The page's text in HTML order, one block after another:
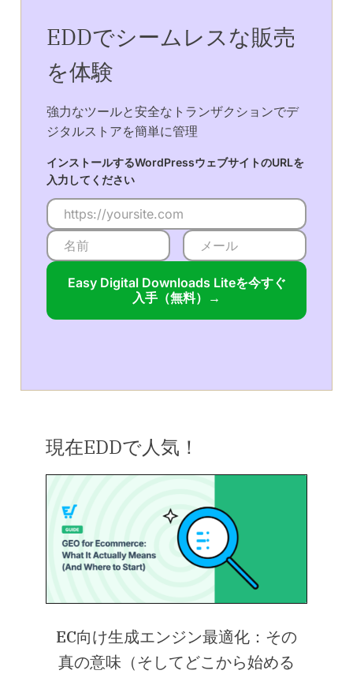
EDDでシームレスな販売
を体験
強力なツールと安全なトランザクションでデ
ジタルストアを簡単に管理
インストールするWordPressウェブサイトのURLを
入力してください
Easy Digital Downloads Liteを今すぐ
入手（無料）→
現在EDDで人気！
EC向け生成エンジン最適化：その
真の意味（そしてどこから始める